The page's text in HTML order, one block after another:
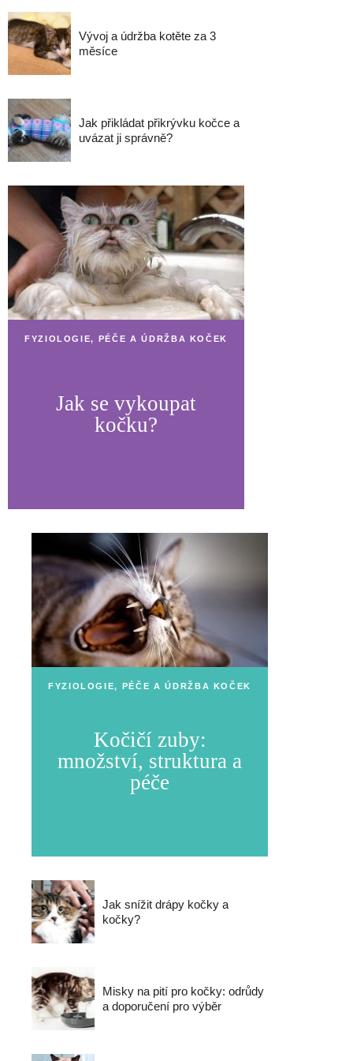
Vývoj a údržba kotěte za 3
měsíce
Jak přikládat přikrývku kočce a
uvázat ji správně?
FYZIOLOGIE, PÉČE A ÚDRŽBA KOČEK
Jak se vykoupat
kočku?
FYZIOLOGIE, PÉČE A ÚDRŽBA KOČEK
Kočičí zuby:
množství, struktura a
péče
Jak snížit drápy kočky a
kočky?
Misky na pití pro kočky: odrůdy
a doporučení pro výběr